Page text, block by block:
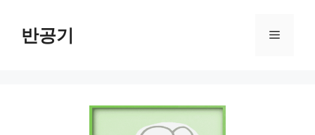
반공기 메